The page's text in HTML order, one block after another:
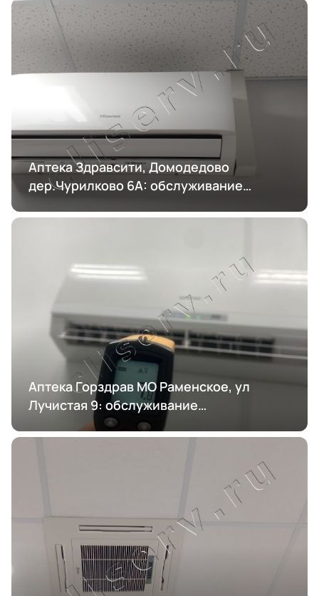
Аптека Здравсити, Домодедово
дер.Чурилково 6А: обслуживание
Аптека Горздрав МО Раменское, ул
Лучистая 9: обслуживание
кондиционирования